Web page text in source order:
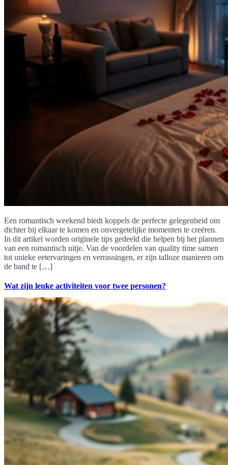
Een romantisch weekend biedt koppels de perfecte gelegenheid om
dichter bij elkaar te komen en onvergetelijke momenten te creëren.
In dit artikel worden originele tips gedeeld die helpen bij het plannen
van een romantisch uitje. Van de voordelen van quality time samen
tot unieke eetervaringen en verrassingen, er zijn talloze manieren om
de band te […]
Wat zijn leuke activiteiten voor twee personen?